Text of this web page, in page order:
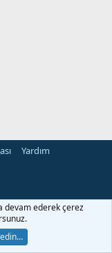
Yardım
devam ederek çerez